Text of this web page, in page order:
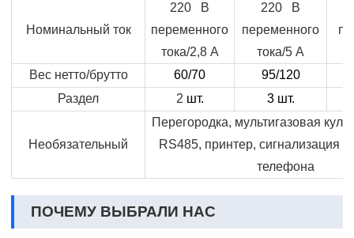
Номинальный ток
220 В
переменного
тока/2,8 А
220 В
переменного
тока/5 А
Вес нетто/брутто
60/70
95/120
Раздел
2 шт. 3 шт.
Необязательный
Перегородка, мультигазовая
RS485, принтер, сигнализация
телефона
ПОЧЕМУ ВЫБРАЛИ НАС